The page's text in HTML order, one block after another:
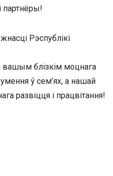
партнёры!
Рэспублікі
блізкім моцнага
ў сем’ях, а нашай
развіцця і працвітання!